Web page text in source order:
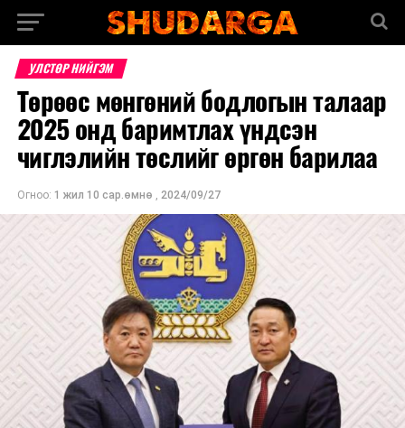
УЛСТӨР НИЙГЭМ
Төрөөс мөнгөний бодлогын талаар
2025 онд баримтлах үндсэн
чиглэлийн төслийг өргөн барилаа
Огноо: 1 жил 10 сар.өмнө , 2024/09/27